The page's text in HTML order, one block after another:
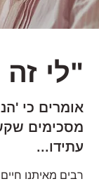
"לי
אומרים כי
מסכימים
עתידו...
רבים מאיתנו